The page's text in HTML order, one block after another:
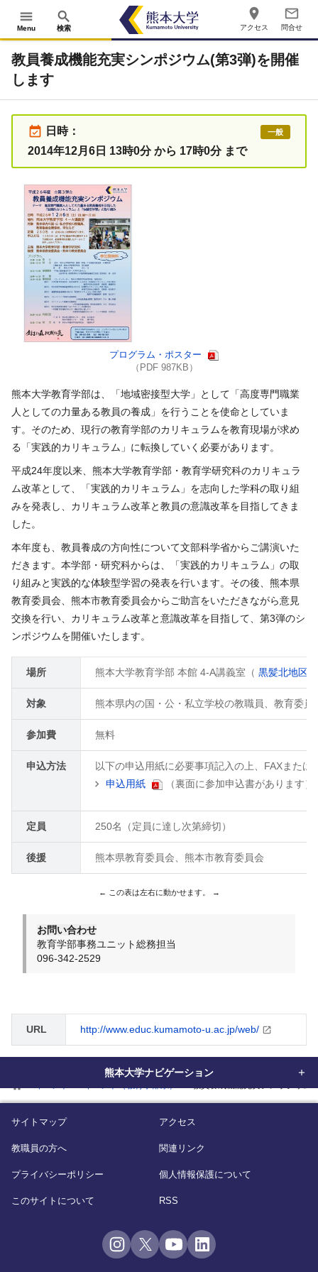
menu
Menu
search
検索
place
アクセス
mail_outline
問合せ
home
教員養成機能充実シンポジウム(第3弾)を開催
します
event_available 日時：
2014年12月6日 13時0分 から 17時0分 まで
一般
プログラム・ポスター
（PDF 987KB）
熊本大学教育学部は、「地域密接型大学」として「高度専門職業
人としての力量ある教員の養成」を行うことを使命としていま
す。そのため、現行の教育学部のカリキュラムを教育現場が求め
る「実践的カリキュラム」に転換していく必要があります。
平成24年度以来、熊本大学教育学部・教育学研究科のカリキュラ
ム改革として、「実践的カリキュラム」を志向した学科の取り組
みを発表し、カリキュラム改革と教員の意識改革を目指してきま
した。
本年度も、教員養成の方向性について文部科学省からご講演いた
だきます。本学部・研究科からは、「実践的カリキュラム」の取
り組みと実践的な体験型学習の発表を行います。その後、熊本県
教育委員会、熊本市教育委員会からご助言をいただきながら意見
交換を行い、カリキュラム改革と意識改革を目指して、第3弾のシ
ンポジウムを開催いたします。
場所 熊本大学教育学部 本館 4-A講義室（ 黒髪北地区
対象 熊本県内の国・公・私立学校の教職員、教育委
参加費 無料
申込方法
以下の申込用紙に必要事項記入の上、FAXまた
申込用紙
（裏面に参加申込書があります）
定員 250名（定員に達し次第締切）
後援 熊本県教育委員会、熊本市教育委員会
お問い合わせ
教育学部事務ユニット総務担当
096-342-2529
URL http://www.educ.kumamoto-u.ac.jp/web/
熊本大学ナビゲーション
サイトマップ アクセス
教職員の方へ 関連リンク
プライバシーポリシー 個人情報保護について
このサイトについて RSS